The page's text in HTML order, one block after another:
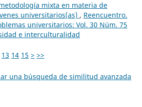
mixta en materia de
universitarios(as) , Reencuentro.
universitarios: Vol. 30 Núm. 75
e interculturalidad
13 14 15 > >>
una búsqueda de similitud avanzada